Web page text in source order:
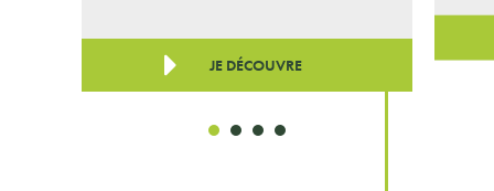
JE DÉCOUVRE